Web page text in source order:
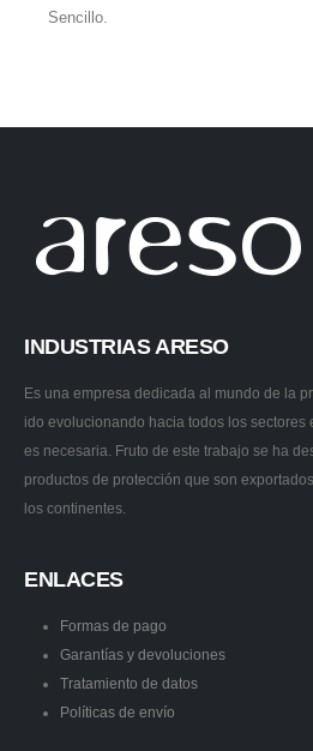
Sencillo.
INDUSTRIAS ARESO
Es una empresa dedicada al mundo de la
ido evolucionando hacia todos los sectores
es necesaria. Fruto de este trabajo se ha
productos de protección que son
los continentes.
ENLACES
Formas de pago
Garantías y devoluciones
Tratamiento de datos
Políticas de envío